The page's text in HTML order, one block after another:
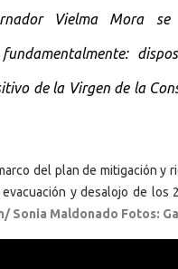
Vielma Mora
de la Virgen de la
del plan de mitigación
y desalojo de
Sonia Maldonado Fotos: